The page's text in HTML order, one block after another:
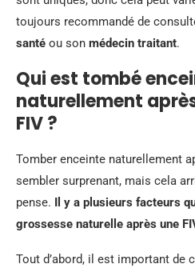
toujours recommandé de
santé ou son médecin traitant.
Qui est tombé
naturellement
FIV ?
Tomber enceinte naturellement
sembler surprenant, mais cela
pense. Il y a plusieurs facteurs
grossesse naturelle après une
Tout d’abord, il est important de